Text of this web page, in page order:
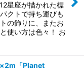
星座が描かれた標
クトで持ち運びも
の飾りに、またお
使い方は色々！ お
「Planet